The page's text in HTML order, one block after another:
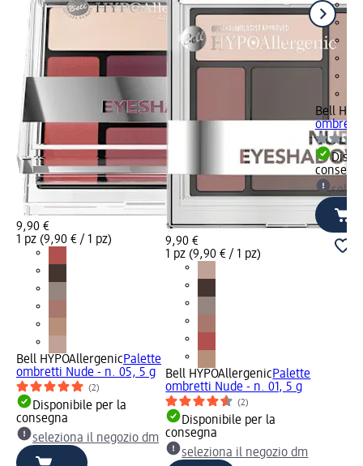
9,90 €
1 pz (9,90 € / 1 pz)
Bell HYPOAllergenicPalette
ombretti Nude - n. 05, 5 g
(2)
Disponibile per la
consegna
seleziona il negozio dm
9,90 €
1 pz (9,90 € / 1 pz)
Bell HYPOAllergenicPalette
ombretti Nude - n. 01, 5 g
(2)
Disponibile per la
consegna
seleziona il negozio dm
Bell
ombretti